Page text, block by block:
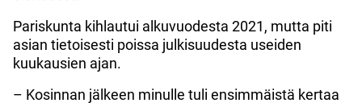
Pariskunta kihlautui alkuvuodesta 2021, mutta piti
asian tietoisesti poissa julkisuudesta useiden
kuukausien ajan.
– Kosinnan jälkeen minulle tuli ensimmäistä kertaa